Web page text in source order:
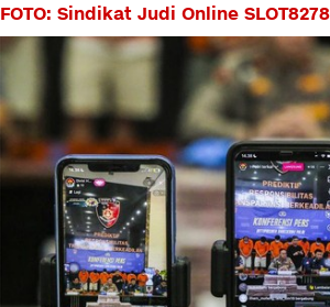
FOTO: Sindikat Judi Online